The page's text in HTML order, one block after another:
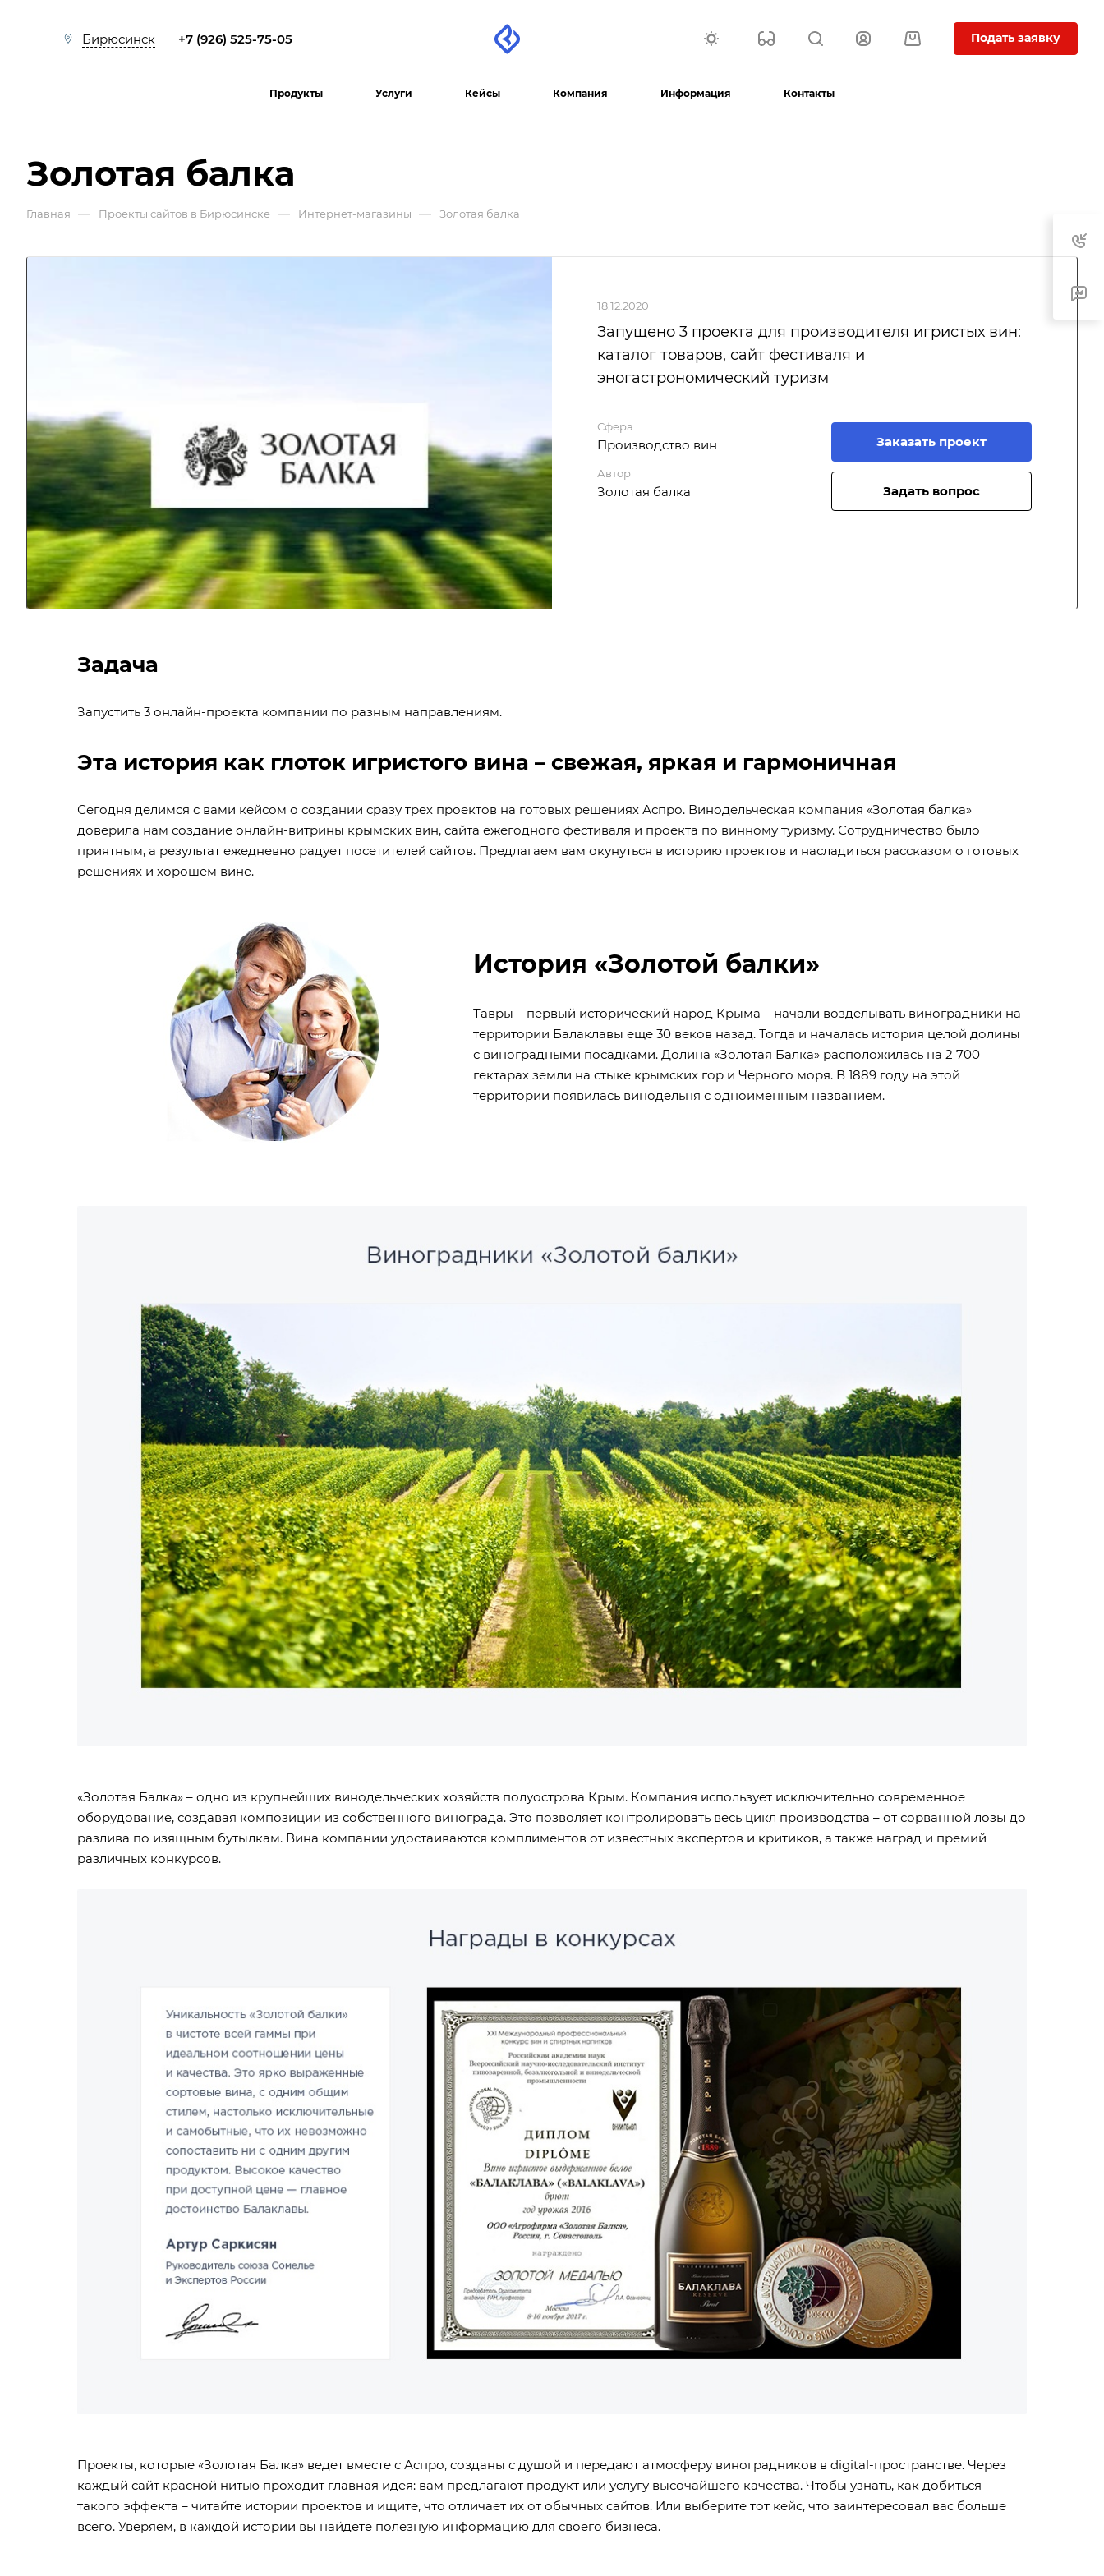
Бирюсинск +7 (926) 525-75-05 Подать заявку
Продукты Услуги Кейсы Компания Информация Контакты
Золотая балка
Главная — Проекты сайтов в Бирюсинске — Интернет-магазины — Золотая балка
18.12.2020
Запущено 3 проекта для производителя игристых вин:
каталог товаров, сайт фестиваля и
эногастрономический туризм
Сфера
Производство вин
Автор
Золотая балка
Заказать проект
Задать вопрос
Задача
Запустить 3 онлайн-проекта компании по разным направлениям.
Эта история как глоток игристого вина – свежая, яркая и гармоничная
Сегодня делимся с вами кейсом о создании сразу трех проектов на готовых решениях Аспро. Винодельческая компания «Золотая балка»
доверила нам создание онлайн-витрины крымских вин, сайта ежегодного фестиваля и проекта по винному туризму. Сотрудничество было
приятным, а результат ежедневно радует посетителей сайтов. Предлагаем вам окунуться в историю проектов и насладиться рассказом о готовых
решениях и хорошем вине.
История «Золотой балки»
Тавры – первый исторический народ Крыма – начали возделывать виноградники на
территории Балаклавы еще 30 веков назад. Тогда и началась история целой долины
с виноградными посадками. Долина «Золотая Балка» расположилась на 2 700
гектарах земли на стыке крымских гор и Черного моря. В 1889 году на этой
территории появилась винодельня с одноименным названием.
«Золотая Балка» – одно из крупнейших винодельческих хозяйств полуострова Крым. Компания использует исключительно современное
оборудование, создавая композиции из собственного винограда. Это позволяет контролировать весь цикл производства – от сорванной лозы до
разлива по изящным бутылкам. Вина компании удостаиваются комплиментов от известных экспертов и критиков, а также наград и премий
различных конкурсов.
Проекты, которые «Золотая Балка» ведет вместе с Аспро, созданы с душой и передают атмосферу виноградников в digital-пространстве. Через
каждый сайт красной нитью проходит главная идея: вам предлагают продукт или услугу высочайшего качества. Чтобы узнать, как добиться
такого эффекта – читайте истории проектов и ищите, что отличает их от обычных сайтов. Или выберите тот кейс, что заинтересовал вас больше
всего. Уверяем, в каждой истории вы найдете полезную информацию для своего бизнеса.